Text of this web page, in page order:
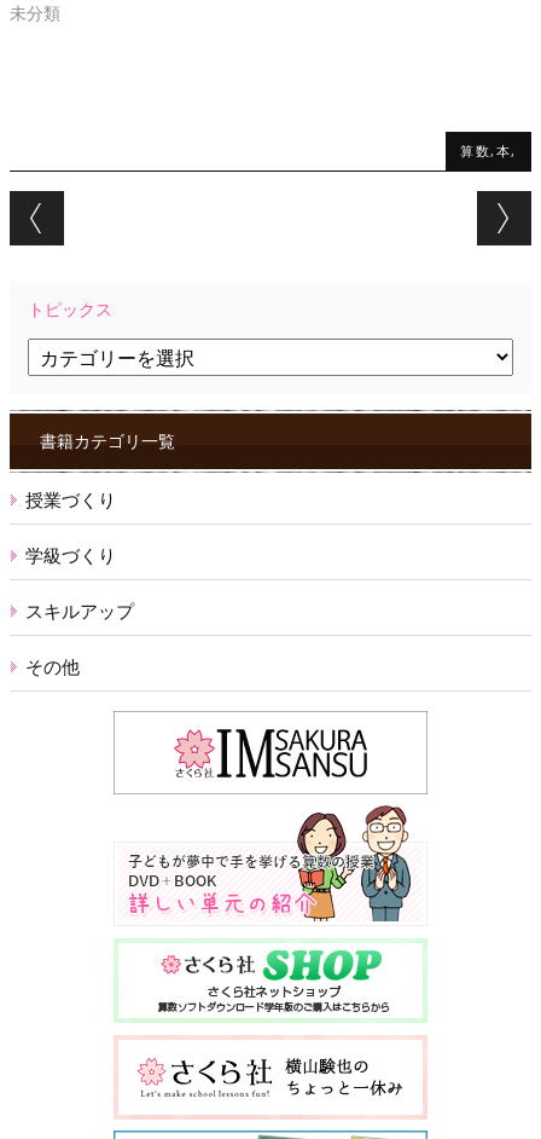
未分類
算数,本,
Post navigation
トピックス
ク
ス書籍カテゴリ一覧
授業づくり
学級づくり
スキルアップ
その他